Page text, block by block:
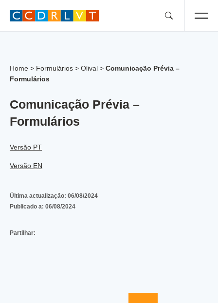
Home > Formulários > Olival > Comunicação Prévia –
Formulários
Comunicação Prévia –
Formulários
Versão PT
Versão EN
Última actualização: 06/08/2024
Publicado a: 06/08/2024
Partilhar: